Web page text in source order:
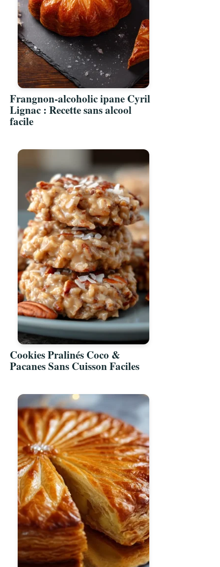
Frangnon-alcoholic ipane Cyril
Lignac : Recette sans alcool
facile
Cookies Pralinés Coco &
Pacanes Sans Cuisson Faciles